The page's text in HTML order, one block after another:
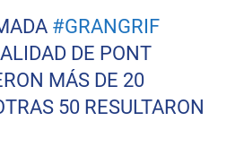
#GRANGRIF
DE PONT
MÁS DE 20
50 RESULTARON